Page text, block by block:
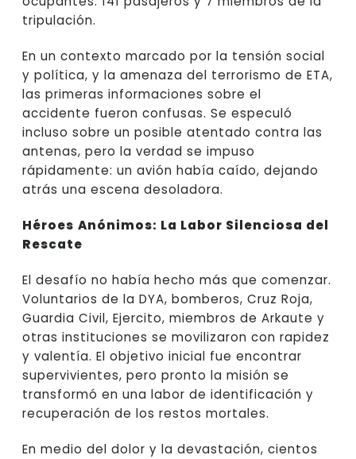
tripulación.
En un contexto marcado por la tensión social
y política, y la amenaza del terrorismo de ETA,
las primeras informaciones sobre el
accidente fueron confusas. Se especuló
incluso sobre un posible atentado contra las
antenas, pero la verdad se impuso
rápidamente: un avión había caído, dejando
atrás una escena desoladora.
Héroes Anónimos: La Labor Silenciosa del
Rescate
El desafío no había hecho más que comenzar.
Voluntarios de la DYA, bomberos, Cruz Roja,
Guardia Civil, Ejercito, miembros de Arkaute y
otras instituciones se movilizaron con rapidez
y valentía. El objetivo inicial fue encontrar
supervivientes, pero pronto la misión se
transformó en una labor de identificación y
recuperación de los restos mortales.
En medio del dolor y la devastación, cientos